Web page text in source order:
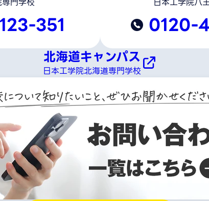
351 0120-
北海道キャンパス
日本工学院北海道専門学校